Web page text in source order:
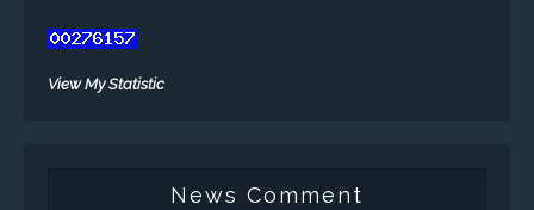
View My Statistic
News Comment